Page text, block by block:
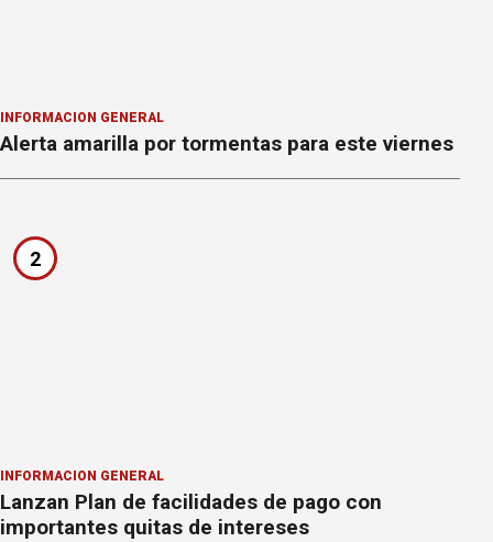
INFORMACION GENERAL
Alerta amarilla por tormentas para este viernes
2
INFORMACION GENERAL
Lanzan Plan de facilidades de pago con
importantes quitas de intereses